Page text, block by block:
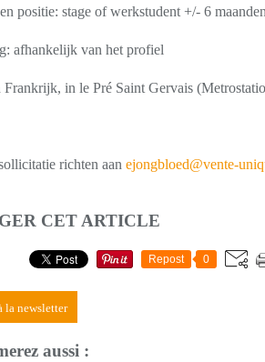
positie: stage of werkstudent +/- 6 maanden
afhankelijk van het profiel
in le Pré Saint Gervais
richten aan ejongbloed@vente-
CET ARTICLE
Repost 0
la newsletter
aussi :